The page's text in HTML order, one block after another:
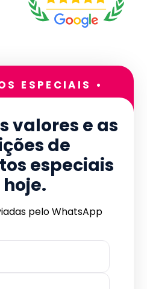
ESPECIAIS •
valores e as
de
especiais
pelo WhatsApp